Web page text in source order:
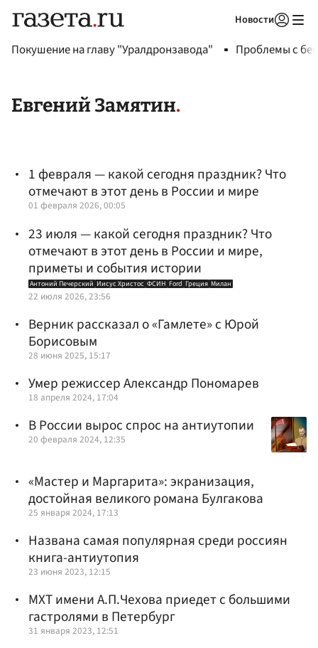
Новости
Покушение на главу "Уралдронзавода" Проблемы с
Евгений Замятин
1 февраля — какой сегодня праздник? Что
отмечают в этот день в России и мире
01 февраля 2026, 00:05
23 июля — какой сегодня праздник? Что
отмечают в этот день в России и мире,
приметы и события истории
Антоний Печерский Иисус Христос ФСИН Ford Греция Милан
22 июля 2026, 23:56
Верник рассказал о «Гамлете» с Юрой
Борисовым
28 июня 2025, 15:17
Умер режиссер Александр Пономарев
18 апреля 2024, 17:04
В России вырос спрос на антиутопии
20 февраля 2024, 12:35
«Мастер и Маргарита»: экранизация,
достойная великого романа Булгакова
25 января 2024, 17:13
Названа самая популярная среди россиян
книга-антиутопия
23 июня 2023, 12:15
МХТ имени А.П.Чехова приедет с большими
гастролями в Петербург
31 января 2023, 12:51